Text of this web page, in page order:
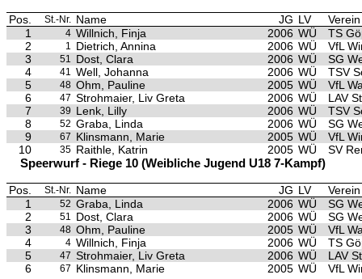
Pos. St.-Nr. Name JG LV
Verein
1
4 Willnich, Finja 2006 WÜ
TS
2
1 Dietrich, Annina 2006 WÜ
VfL
3
51 Dost, Clara 2006 WÜ
SG
4
41 Well, Johanna 2006 WÜ
TSV
5
48 Ohm, Pauline 2005 WÜ
VfL
6
47 Strohmaier, Liv Greta 2006 WÜ
LAV
7
39 Lenk, Lilly 2006 WÜ
TSV
8
52 Graba, Linda 2006 WÜ
SG
9
67 Klinsmann, Marie 2005 WÜ
VfL
10
35 Raithle, Katrin 2005 WÜ SV
Speerwurf - Riege 10 (Weibliche Jugend U18 7-Kampf)
Pos. St.-Nr. Name JG LV
Verein
1
52 Graba, Linda 2006 WÜ
SG
2
51 Dost, Clara 2006 WÜ
SG
3
48 Ohm, Pauline 2005 WÜ
VfL
4
4 Willnich, Finja 2006 WÜ
TS
5
47 Strohmaier, Liv Greta 2006 WÜ
LAV
6
67 Klinsmann, Marie 2005 WÜ VfL